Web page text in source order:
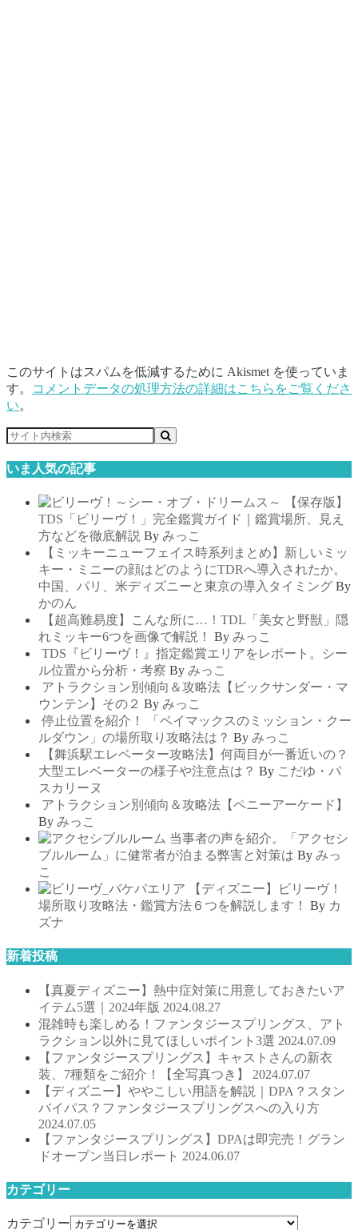
このサイトはスパムを低減するために Akismet を使っていま
す。
コメントデータの処理方法の詳細はこちらをご覧くださ
い。
いま人気の記事
【保存版】
TDS「ビリーヴ！」完全鑑賞ガイド｜鑑賞場所、見え
方などを徹底解説 By みっこ
【ミッキーニューフェイス時系列まとめ】新しいミッ
キー・ミニーの顔はどのようにTDRへ導入されたか。
中国、パリ、米ディズニーと東京の導入タイミング By
かのん
【超高難易度】こんな所に…！TDL「美女と野獣」隠
れミッキー6つを画像で解説！
By みっこ
TDS『ビリーヴ！』指定鑑賞エリアをレポート。シー
ル位置から分析・考察 By みっこ
アトラクション別傾向＆攻略法【ビックサンダー・マ
ウンテン】その２ By みっこ
停止位置を紹介！ 「ベイマックスのミッション・クー
ルダウン」の場所取り攻略法は？ By みっこ
【舞浜駅エレベーター攻略法】何両目が一番近いの？
大型エレベーターの様子や注意点は？ By こだゆ・パ
スカリーヌ
アトラクション別傾向＆攻略法【ペニーアーケード】
By みっこ
当事者の声を紹介。「アクセシ
ブルルーム」に健常者が泊まる弊害と対策は By みっ
こ
【ディズニー】ビリーヴ！
場所取り攻略法・鑑賞方法６つを解説します！
By カ
ズナ
新着投稿
【真夏ディズニー】熱中症対策に用意しておきたいア
イテム5選｜2024年版 2024.08.27
混雑時も楽しめる！ファンタジースプリングス、アト
ラクション以外に見てほしいポイント3選 2024.07.09
【ファンタジースプリングス】キャストさんの新衣
装、7種類をご紹介！【全写真つき】 2024.07.07
【ディズニー】ややこしい用語を解説｜DPA？スタン
バイパス？ファンタジースプリングスへの入り方
2024.07.05
【ファンタジースプリングス】DPAは即完売！グラン
ドオープン当日レポート 2024.06.07
カテゴリー
カテゴリー